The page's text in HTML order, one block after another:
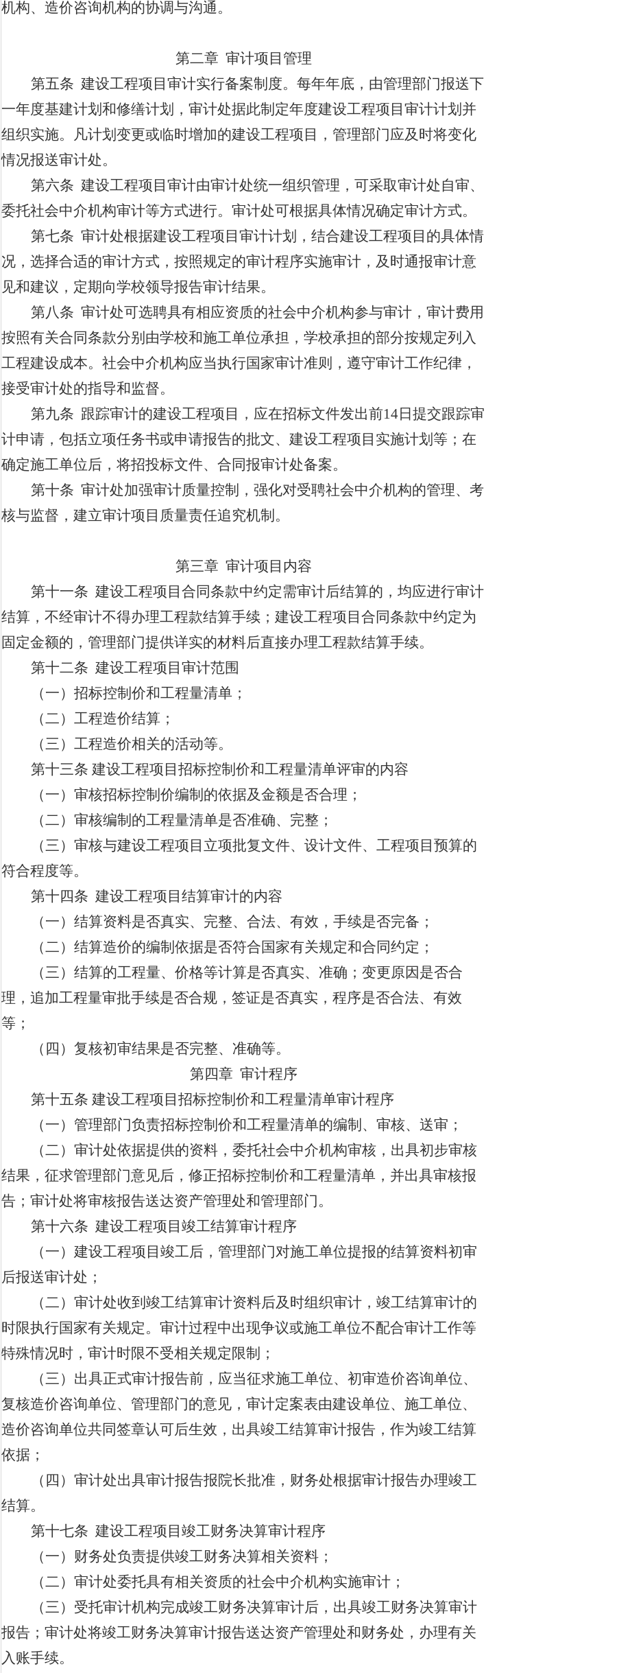
机构、造价咨询机构的协调与沟通。
第二章 审计项目管理
第五条 建设工程项目审计实行备案制度。每年年底，由管理部门报送下
一年度基建计划和修缮计划，审计处据此制定年度建设工程项目审计计划并
组织实施。
凡计划变更或临时增加的建设工程项目 ，管理部门应及时将变化
情况报送审计处。
第六条 建设工程项目审计由审计处统一组织管理，可采取审计处自审、
委托社会中介机构审计等方式进行。审计处可根据具体情况确定审计方式。
第七条 审计处根据建设工程项目审计计划，结合建设工程项目的具体情
况，选择合适的审计方式，按照规定的审计程序实施审计，及时通报审计意
见和建议，定期向学校领导报告审计结果。
第八条 审计处可选聘具有相应资质的社会中介机构参与审计， 审计费用
按照有关合同条款分别由学校和施工单位承担，学校承担的部分按规定列入
工程建设成本。社会中介机构应当执行国家审计准则，遵守审计工作纪律，
接受审计处的指导和监督。
第九条 跟踪审计的建设工程项目，应在招标文件发出前14日提交跟踪审
计申请，包括立项任务书或申请报告的批文、建设工程项目实施计划等；在
确定施工单位后，将招投标文件、合同报审计处备案。
第十条 审计处加强审计质量控制，强化对受聘社会中介机构的管理、考
核与监督，建立审计项目质量责任追究机制。
第三章 审计项目内容
第十一条 建设工程项目合同条款中约定需审计后结算的，均应进行审计
结算，不经审计不得办理工程款结算手续；建设工程项目合同条款中约定为
固定金额的，管理部门提供详实的材料后直接办理工程款结算手续。
第十二条 建设工程项目审计范围
（一）招标控制价和工程量清单；
（二）工程造价结算；
（三）工程造价相关的活动等。
第十三条 建设工程项目招标控制价和工程量清单评审的内容
（一）审核招标控制价编制的依据及金额是否合理；
（二）审核编制的工程量清单是否准确、完整；
（三）审核与建设工程项目立项批复文件、设计文件、工程项目预算的
符合程度等。
第十四条 建设工程项目结算审计的内容
（一）结算资料是否真实、完整、合法、有效，手续是否完备；
（二）结算造价的编制依据是否符合国家有关规定和合同约定；
（三）结算的工程量、价格等计算是否真实、准确；变更原因是否合
理，追加工程量审批手续是否合规，签证是否真实，程序是否合法、有效
等；
（四）复核初审结果是否完整、准确等。
第四章 审计程序
第十五条 建设工程项目招标控制价和工程量清单审计程序
（一）管理部门负责招标控制价和工程量清单的编制、审核、送审；
（二）审计处依据提供的资料，委托社会中介机构审核，出具初步审核
结果，征求管理部门意见后，修正招标控制价和工程量清单，并出具审核报
告 ；审计处将审核报告送达资产管理处和管理部门。
第十六条 建设工程项目竣工结算审计程序
（一）建设工程项目竣工后，管理部门对施工单位提报的结算资料初审
后报送审计处；
（二）审计处收到竣工结算审计资料后及时组织审计，竣工结算审计的
时限执行国家有关规定。审计过程中出现争议或施工单位不配合审计工作等
特殊情况时，审计时限不受相关规定限制；
（三）出具正式审计报告前，应当征求施工单位、初审造价咨询单位、
复核造价咨询单位、管理部门的意见，审计定案表由建设单位、施工单位、
造价咨询单位共同签章认可后生效，出具竣工结算审计报告，作为竣工结算
依据；
（四）审计处出具审计报告报院长批准，财务处根据审计报告办理竣工
结算。
第十七条 建设工程项目竣工财务决算审计程序
（一）财务处负责提供竣工财务决算相关资料；
（二）审计处委托具有相关资质的社会中介机构实施审计；
（三）受托审计机构完成竣工财务决算审计后，出具竣工财务决算审计
报告；审计处将竣工财务决算审计报告送达资产管理处和财务处，办理有关
入账手续。